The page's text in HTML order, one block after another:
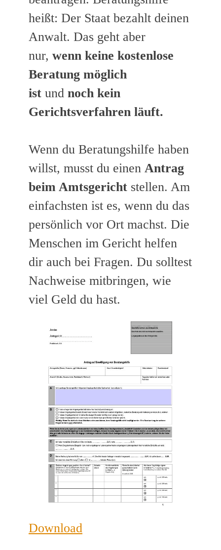
heißt: Der Staat bezahlt deinen
Anwalt. Das geht aber
nur, wenn keine kostenlose
Beratung möglich
ist und noch kein
Gerichtsverfahren läuft.
Wenn du Beratungshilfe haben
willst, musst du einen Antrag
beim Amtsgericht stellen. Am
einfachsten ist es, wenn du das
persönlich vor Ort machst. Die
Menschen im Gericht helfen
dir auch bei Fragen. Du solltest
Nachweise mitbringen, wie
viel Geld du hast.
Download